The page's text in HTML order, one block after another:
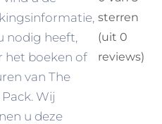
nodig heeft,
het boeken of
van The
Pack. Wij
u deze
sterren
(uit 0
reviews)